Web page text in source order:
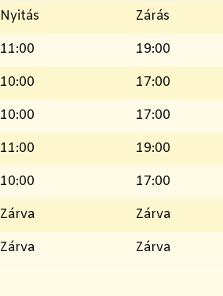
Nyitás
Zárás
11:00
19:00
10:00
17:00
10:00
17:00
11:00
19:00
10:00
17:00
Zárva
Zárva
Zárva Zárva